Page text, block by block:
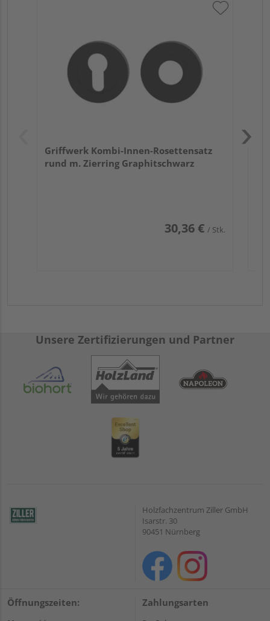
Griffwerk Kombi-Innen-Rosettensatz
rund m. Zierring Graphitschwarz
30,36 € / Stk.
Unsere Zertifizierungen und Partner
Holzfachzentrum Ziller GmbH
Isarstr. 30
90451 Nürnberg
Öffnungszeiten: Zahlungsarten